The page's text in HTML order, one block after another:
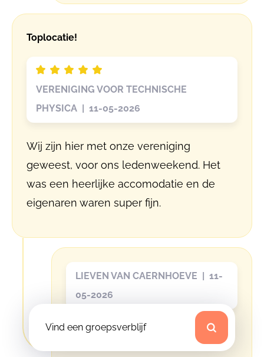
Vind een groepsverblijf
Toplocatie!
VERENIGING VOOR TECHNISCHE
PHYSICA | 11-05-2026
Wij zijn hier met onze vereniging
geweest, voor ons ledenweekend. Het
was een heerlijke accomodatie en de
eigenaren waren super fijn.
LIEVEN VAN CAERNHOEVE | 11-
05-2026